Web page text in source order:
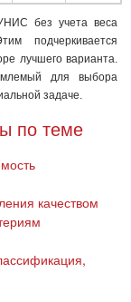
без учета веса
подчеркивается
лучшего варианта.
для выбора
задаче.
по теме
качеством